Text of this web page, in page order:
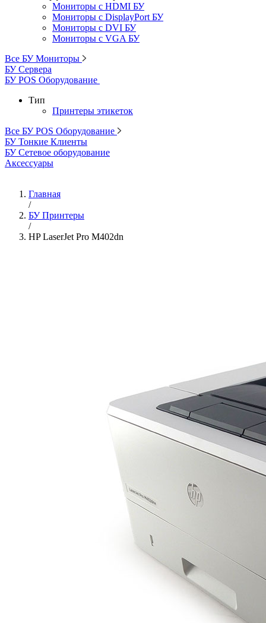
Мониторы с HDMI БУ
Мониторы с DisplayPort БУ
Мониторы с DVI БУ
Мониторы с VGA БУ
Все БУ Мониторы
БУ Сервера
БУ POS Оборудование
Тип
Принтеры этикеток
Все БУ POS Оборудование
БУ Тонкие Клиенты
БУ Сетевое оборудование
Аксессуары
Главная
/
БУ Принтеры
/
HP LaserJet Pro M402dn